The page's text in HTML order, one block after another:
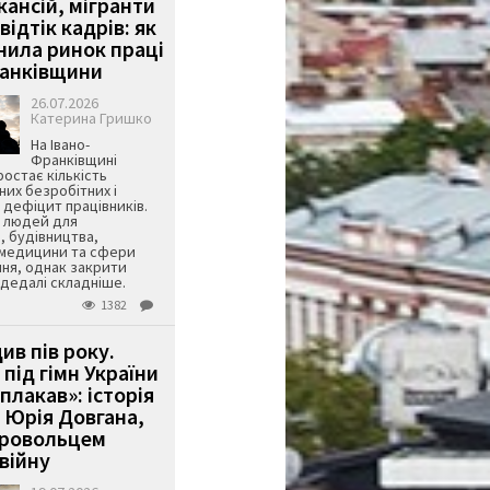
кадрів: як
ринок праці
26.07.2026
Катерина Гришко
На Івано-
Франківщині
кількість
безробітних і
працівників.
людей для
будівництва,
та сфери
однак закрити
дедалі складніше.
1382
пів року.
гімн України
історія
Довгана,